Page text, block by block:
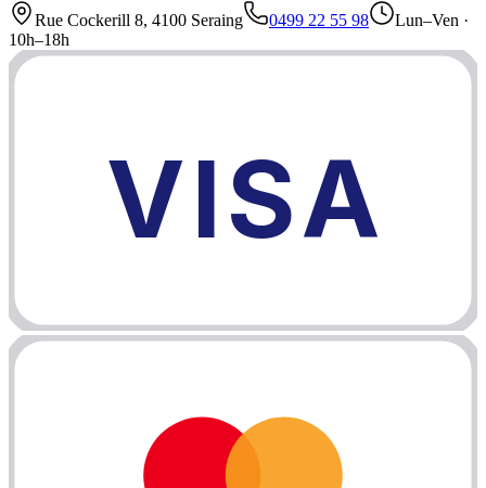
Rue Cockerill 8, 4100 Seraing 0499 22 55 98
Lun–Ven ·
10h–18h
VISA